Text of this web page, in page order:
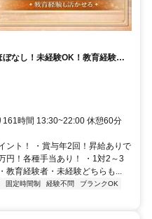
なし！未経験OK！教育経験も
時間 13:30~22:00 休憩60分
ント！ ・賞与年2回！昇給ありで
！各種手当あり！ ・1対2～3
教育経験者・未経験どちらも...
固定時間制 経験不問
ブランクOK